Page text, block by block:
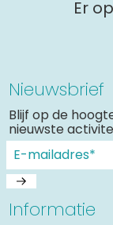
Er
Nieuwsbrief
Blijf op de
nieuwste
Informatie